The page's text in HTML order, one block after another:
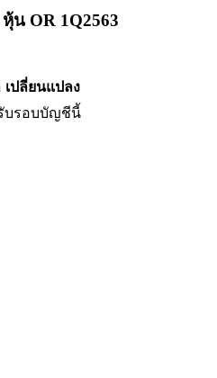
น OR 1Q2563
เปลี่ยนแปลง
บรอบบัญชีนี้